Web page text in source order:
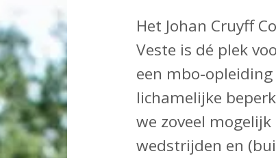
Het Johan Cruyff
Veste is dé plek
een mbo-
lichamelijke
we zoveel
wedstrijden en